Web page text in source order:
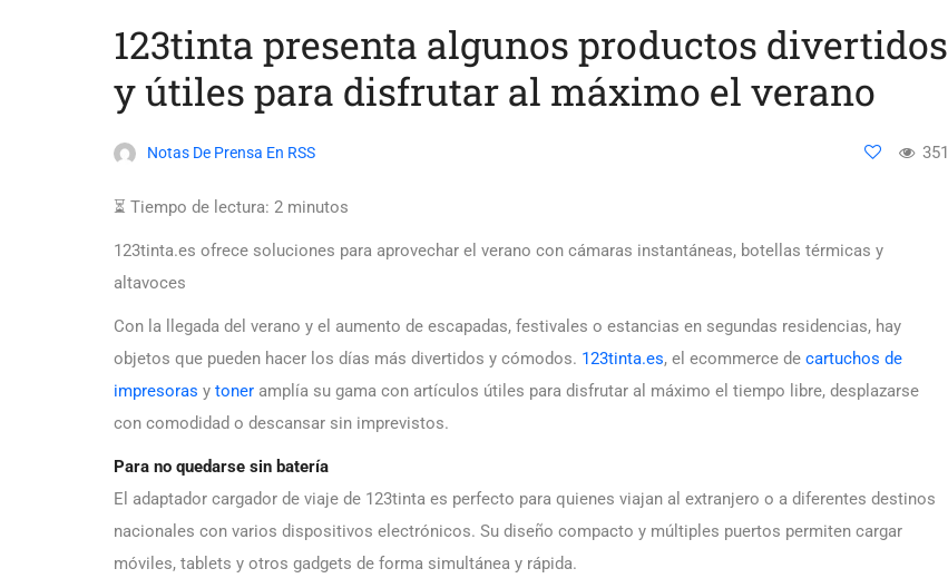
123tinta presenta algunos productos divertidos
y útiles para disfrutar al máximo el verano
Notas De Prensa En RSS 351
⏳ Tiempo de lectura: 2 minutos
123tinta.es ofrece soluciones para aprovechar el verano con cámaras instantáneas, botellas térmicas y
altavoces
Con la llegada del verano y el aumento de escapadas, festivales o estancias en segundas residencias, hay
objetos que pueden hacer los días más divertidos y cómodos. 123tinta.es, el ecommerce de cartuchos de
impresoras y toner amplía su gama con artículos útiles para disfrutar al máximo el tiempo libre, desplazarse
con comodidad o descansar sin imprevistos.
Para no quedarse sin batería
El adaptador cargador de viaje de 123tinta es perfecto para quienes viajan al extranjero o a diferentes destinos
nacionales con varios dispositivos electrónicos. Su diseño compacto y múltiples puertos permiten cargar
móviles, tablets y otros gadgets de forma simultánea y rápida.